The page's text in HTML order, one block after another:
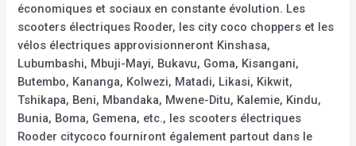
économiques et sociaux en constante évolution. Les
scooters électriques Rooder, les city coco choppers et les
vélos électriques approvisionneront Kinshasa,
Lubumbashi, Mbuji-Mayi, Bukavu, Goma, Kisangani,
Butembo, Kananga, Kolwezi, Matadi, Likasi, Kikwit,
Tshikapa, Beni, Mbandaka, Mwene-Ditu, Kalemie, Kindu,
Bunia, Boma, Gemena, etc., les scooters électriques
Rooder citycoco fourniront également partout dans le